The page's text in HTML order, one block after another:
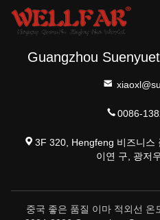
Guangzhou
0086-
3F 320, Hengfeng 비즈니스
이연 구, 광저
중국 좋은 품질 이마 적외선